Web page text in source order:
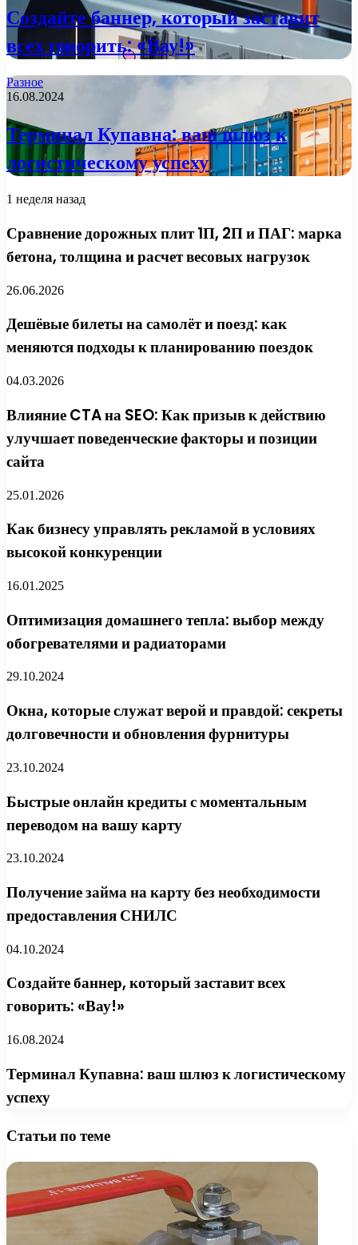
Создайте баннер, который заставит
всех говорить: «Вау!»
Разное
16.08.2024
Терминал Купавна: ваш шлюз к
логистическому успеху
1 неделя назад
Сравнение дорожных плит 1П, 2П и ПАГ: марка
бетона, толщина и расчет весовых нагрузок
26.06.2026
Дешёвые билеты на самолёт и поезд: как
меняются подходы к планированию поездок
04.03.2026
Влияние CTA на SEO: Как призыв к действию
улучшает поведенческие факторы и позиции
сайта
25.01.2026
Как бизнесу управлять рекламой в условиях
высокой конкуренции
16.01.2025
Оптимизация домашнего тепла: выбор между
обогревателями и радиаторами
29.10.2024
Окна, которые служат верой и правдой: секреты
долговечности и обновления фурнитуры
23.10.2024
Быстрые онлайн кредиты с моментальным
переводом на вашу карту
23.10.2024
Получение займа на карту без необходимости
предоставления СНИЛС
04.10.2024
Создайте баннер, который заставит всех
говорить: «Вау!»
16.08.2024
Терминал Купавна: ваш шлюз к логистическому
успеху
Статьи по теме